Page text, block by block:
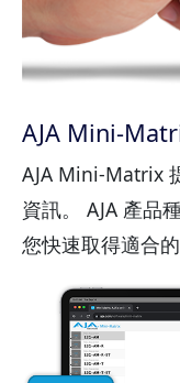
AJA Mini-
AJA Mini-Matrix
資訊。 AJA 產品
您快速取得適合的